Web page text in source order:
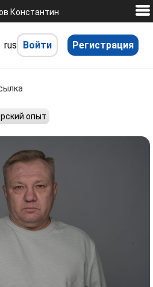
rus Войти Регистрация
Константин
опыт